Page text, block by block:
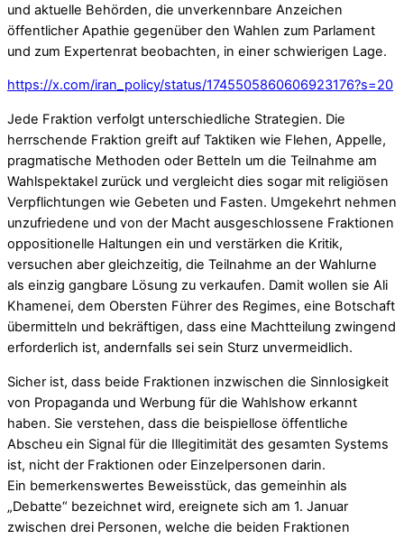
und aktuelle Behörden, die unverkennbare Anzeichen
öffentlicher Apathie gegenüber den Wahlen zum Parlament
und zum Expertenrat beobachten, in einer schwierigen Lage.
https://x.com/iran_policy/status/1745505860606923176?s=20
Jede Fraktion verfolgt unterschiedliche Strategien. Die
herrschende Fraktion greift auf Taktiken wie Flehen, Appelle,
pragmatische Methoden oder Betteln um die Teilnahme am
Wahlspektakel zurück und vergleicht dies sogar mit religiösen
Verpflichtungen wie Gebeten und Fasten. Umgekehrt nehmen
unzufriedene und von der Macht ausgeschlossene Fraktionen
oppositionelle Haltungen ein und verstärken die Kritik,
versuchen aber gleichzeitig, die Teilnahme an der Wahlurne
als einzig gangbare Lösung zu verkaufen. Damit wollen sie Ali
Khamenei, dem Obersten Führer des Regimes, eine Botschaft
übermitteln und bekräftigen, dass eine Machtteilung zwingend
erforderlich ist, andernfalls sei sein Sturz unvermeidlich.
Sicher ist, dass beide Fraktionen inzwischen die Sinnlosigkeit
von Propaganda und Werbung für die Wahlshow erkannt
haben. Sie verstehen, dass die beispiellose öffentliche
Abscheu ein Signal für die Illegitimität des gesamten Systems
ist, nicht der Fraktionen oder Einzelpersonen darin.
Ein bemerkenswertes Beweisstück, das gemeinhin als
„Debatte“ bezeichnet wird, ereignete sich am 1. Januar
zwischen drei Personen, welche die beiden Fraktionen